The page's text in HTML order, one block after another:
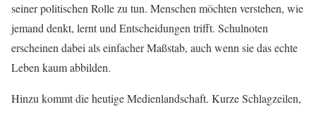
seiner politischen Rolle zu tun. Menschen möchten verstehen, wie
jemand denkt, lernt und Entscheidungen trifft. Schulnoten
erscheinen dabei als einfacher Maßstab, auch wenn sie das echte
Leben kaum abbilden.
Hinzu kommt die heutige Medienlandschaft. Kurze Schlagzeilen,